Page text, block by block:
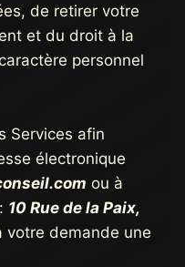
de retirer votre
et du droit à la
personnel
Services afin
électronique
ou à
10 Rue de la Paix,
votre demande une